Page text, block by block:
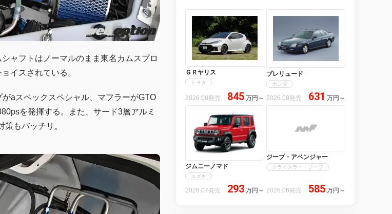
ャフトはノーマルのまま東名カムスプロ
イスされている。
aスペックスペシャル、マフラーがGTO
を発揮する。また、サード3層アルミ
もバッチリ。
ＧＲヤリス
トヨタ
2026.08発売 845 万円 ～
プレリュード
ホンダ
2026.08発売 631 万円 ～
ジムニーノマド
スズキ
2026.07発売 293 万円 ～
ジープ・アベンジャー
クライスラー・ジープ
2026.06発売 585 万円 ～